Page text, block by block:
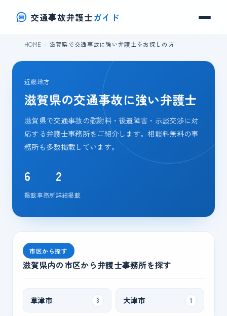
交通事故弁護士ガイド
HOME 滋賀県で交通事故に強い弁護士をお探しの方
近畿地方
滋賀県の交通事故に強い弁護士
滋賀県で交通事故の慰謝料・後遺障害・示談交渉に対
応する弁護士事務所をご紹介します。相談料無料の事
務所も多数掲載しています。
6
掲載事務所
2
詳細掲載
市区から探す
滋賀県内の市区から弁護士事務所を探す
草津市 3 大津市 1